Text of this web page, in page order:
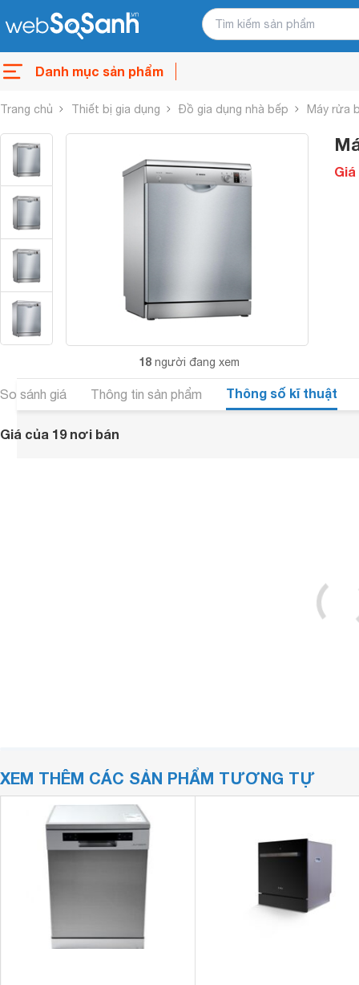
Danh mục sản phẩm
Trang chủ Thiết bị gia dụng Đồ gia dụng nhà bếp Máy rửa
18 người đang xem
Giá
So sánh giá Thông tin sản phẩm Thông số kĩ thuật
Giá của 19 nơi bán
XEM THÊM CÁC SẢN PHẨM TƯƠNG TỰ